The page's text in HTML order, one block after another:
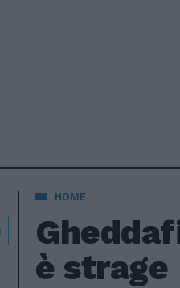
HOME
è strage